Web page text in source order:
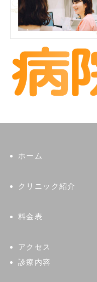
ホーム
クリニック紹介
料金表
アクセス
診療内容